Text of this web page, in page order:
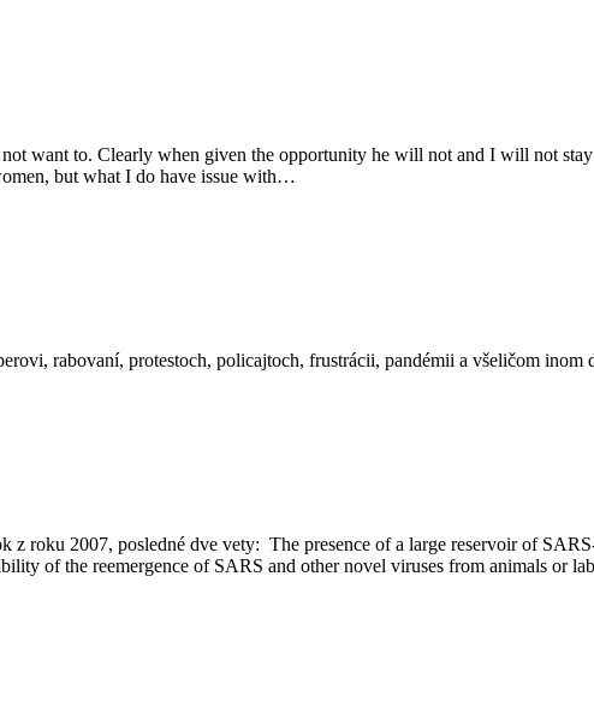
want to. Clearly when given the opportunity he will not and I will not
but what I do have issue with…
rabovaní, protestoch, policajtoch, frustrácii, pandémii a všeličom inom
roku 2007, posledné dve vety: The presence of a large reservoir of
of the reemergence of SARS and other novel viruses from animals or